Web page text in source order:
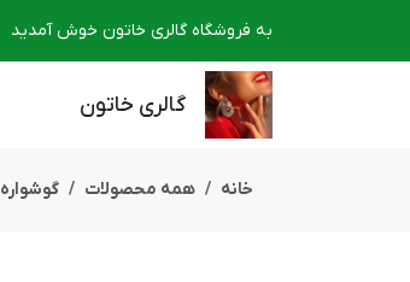
به فروشگاه گالری خاتون خوش آمدید
گالری خاتون
خانه همه محصولات گوشواره